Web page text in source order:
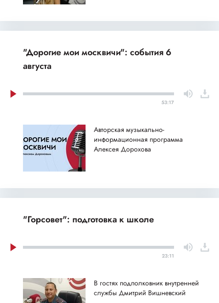
"Дорогие мои москвичи": события 6
августа
53:17
Авторская музыкально-
информационная программа
Алексея Дорохова
"Горсовет": подготовка к школе
23:11
В гостях подполковник внутренней
службы Дмитрий Вишневский